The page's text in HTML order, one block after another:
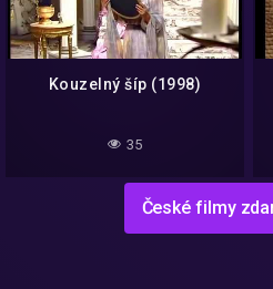
Kouzelný šíp (1998)
35
České filmy